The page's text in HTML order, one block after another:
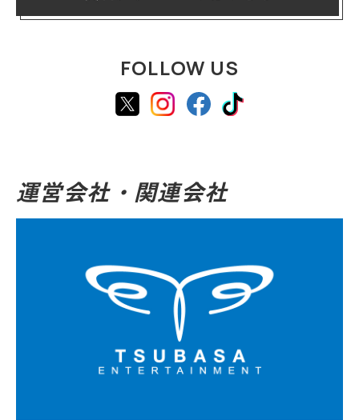
FOLLOW US
運営会社・関連会社